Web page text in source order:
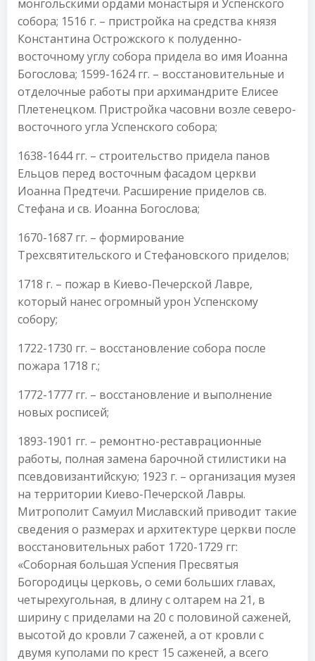
монгольскими ордами монастыря и Успенского
собора; 1516 г. – пристройка на средства князя
Константина Острожского к полуденно-
восточному углу собора придела во имя Иоанна
Богослова; 1599-1624 гг. – восстановительные и
отделочные работы при архимандрите Елисее
Плетенецком. Пристройка часовни возле северо-
восточного угла Успенского собора;
1638-1644 гг. – строительство придела панов
Ельцов перед восточным фасадом церкви
Иоанна Предтечи. Расширение приделов св.
Стефана и св. Иоанна Богослова;
1670-1687 гг. – формирование
Трехсвятительского и Стефановского приделов;
1718 г. – пожар в Киево-Печерской Лавре,
который нанес огромный урон Успенскому
собору;
1722-1730 гг. – восстановление собора после
пожара 1718 г.;
1772-1777 гг. – восстановление и выполнение
новых росписей;
1893-1901 гг. – ремонтно-реставрационные
работы, полная замена барочной стилистики на
псевдовизантийскую; 1923 г. – организация музея
на территории Киево-Печерской Лавры.
Митрополит Самуил Миславский приводит такие
сведения о размерах и архитектуре церкви после
восстановительных работ 1720-1729 гг:
«Соборная большая Успения Пресвятыя
Богородицы церковь, о семи больших главах,
четырехугольная, в длину с олтарем на 21, в
ширину с приделами на 20 с половиной саженей,
высотой до кровли 7 саженей, а от кровли с
двумя куполами по крест 15 саженей, а всего